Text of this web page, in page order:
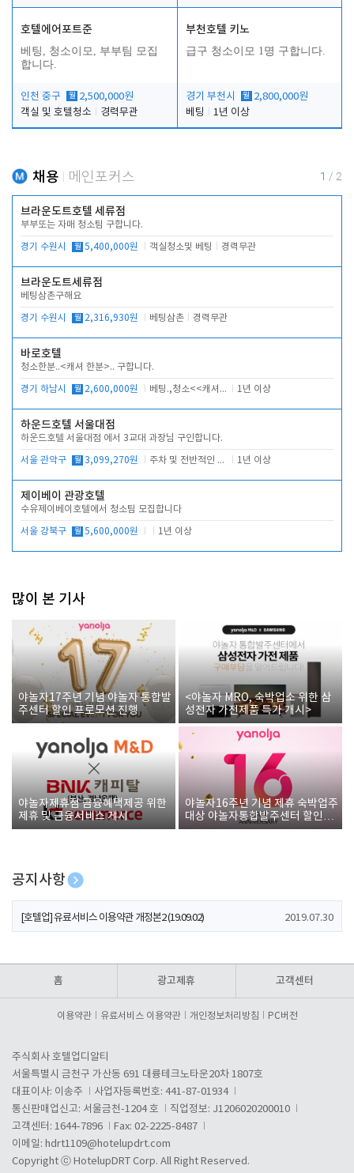
호텔에어포트준
베팅, 청소이모, 부부팀 모집
합니다.
인천 중구 월 2,500,000원
객실 및 호텔청소
경력무관
부천호텔 키노
급구 청소이모 1명 구합니다.
경기 부천시 월 2,800,000원
베팅
1년 이상
채용 메인포커스 1 / 2
브라운도트호텔 세류점
부부또는 자매 청소팀 구합니다.
경기 수원시 월 5,400,000원 객실청소및 베팅 경력무관
브라운도트세류점
베팅삼촌구해요
경기 수원시 월 2,316,930원 베팅삼촌 경력무관
바로호텔
청소한분..<캐셔 한분>.. 구합니다.
경기 하남시 월 2,600,000원 베팅.,청소<<캐셔 모셔봅니다. 1년 이상
하운드호텔 서울대점
하운드호텔 서울대점 에서 3교대 과장님 구인합니다.
서울 관악구 월 3,099,270원 주차 및 전반적인 당번업무 1년 이상
제이베이 관광호텔
수유제이베이호텔에서 청소팀 모집합니다
서울 강북구 월 5,600,000원 1년 이상
많이 본 기사
야놀자17주년 기념 야놀자 통합발
주센터 할인 프로모션 진행
<야놀자 MRO, 숙박업소 위한 삼
성전자 가전제품 특가 개시>
야놀자제휴점 금융혜택제공 위한
제휴 및 금융서비스 게시
야놀자16주년 기념 제휴 숙박업주
대상 야놀자통합발주센터 할인쿠
폰 증정
공지사항
[호텔업] 개인정보 처리방침 개정본1 (19.09.02)
[호텔업] 유료서비스 이용약관 개정본2 (19.09.02) 2019.07.30
홈 광고제휴 고객센터
이용약관 유료서비스 이용약관 개인정보처리방침 PC버전
주식회사 호텔업디알티
서울특별시 금천구 가산동 691 대륭테크노타운20차 1807호
대표이사: 이송주
사업자등록번호: 441-87-01934
통신판매업신고: 서울금천-1204 호
직업정보: J1206020200010
고객센터: 1644-7896
Fax: 02-2225-8487
이메일: hdrt1109@hotelupdrt.com
Copyright ⓒ HotelupDRT Corp. All Right Reserved.